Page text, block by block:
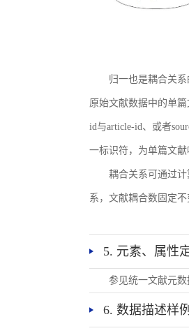
归一也是耦合关
原始文献数据中的单篇
id与article-id、或者
一标识符，为单篇文
耦合关系可通过
系，文献耦合数固定不
5. 元素、属性
参见统一文献元
6. 数据描述样